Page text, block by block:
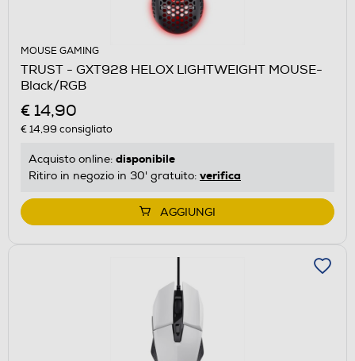
MOUSE GAMING
TRUST - GXT928 HELOX LIGHTWEIGHT MOUSE-
Black/RGB
€ 14,90
€ 14,99 consigliato
Acquisto online: disponibile
Ritiro in negozio in 30' gratuito: verifica
AGGIUNGI